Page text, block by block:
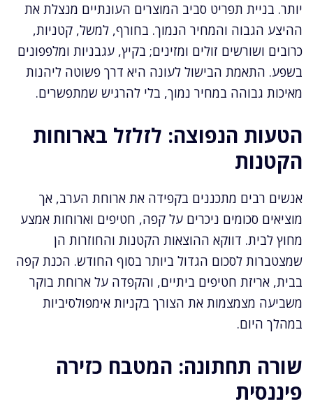
יותר. בניית תפריט סביב המוצרים העונתיים מנצלת את
ההיצע הגבוה והמחיר הנמוך. בחורף, למשל, קטניות,
כרובים ושורשים זולים ומזינים; בקיץ, עגבניות ומלפפונים
בשפע. התאמת הבישול לעונה היא דרך פשוטה ליהנות
מאיכות גבוהה במחיר נמוך, בלי להרגיש שמתפשרים.
הטעות הנפוצה: לזלזל בארוחות
הקטנות
אנשים רבים מתכננים בקפידה את ארוחת הערב, אך
מוציאים סכומים ניכרים על קפה, חטיפים וארוחות אמצע
מחוץ לבית. דווקא ההוצאות הקטנות והחוזרות הן
שמצטברות לסכום הגדול ביותר בסוף החודש. הכנת קפה
בבית, אריזת חטיפים ביתיים, והקפדה על ארוחת בוקר
משביעה מצמצמות את הצורך בקניות אימפולסיביות
במהלך היום.
שורה תחתונה: המטבח כזירה
פיננסית